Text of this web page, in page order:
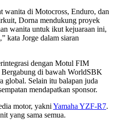
wanita di Motocross, Enduro, dan
Dorna mendukung proyek
wanita untuk ikut kejuaraan ini,
kata Jorge dalam siaran
dengan Motul FIM
di bawah WorldSBK
global. Selain itu balapan juda
mendapatkan sponsor.
motor, yakni Yamaha YZF-R7.
yang sama semua.